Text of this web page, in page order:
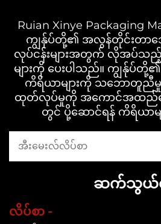
Ruian Xinye Packaging
ကျွန်ုပ်တို့၏ အလွန်တိုင်းတာသ
လုပ်ငန်းများအတွက် လိုအပ်သည့်
များကို ပေးပါသည်။ ကျွန်ုပ်
ကိရိယာများကို သဘောတူညီမှု
ထုတ်လုပ်မှုကို အကောင်အထည်ဖေ
တွင် ပို့ဆောင်ရန် ကိရိယာမ
ဆက်သွယ်
လိပ်စာ -